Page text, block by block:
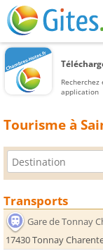
application
Tourisme à
Transports
Gare de Tonnay
17430 Tonnay